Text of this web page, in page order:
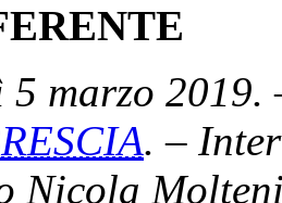
marzo 2019.
. –
Nicola